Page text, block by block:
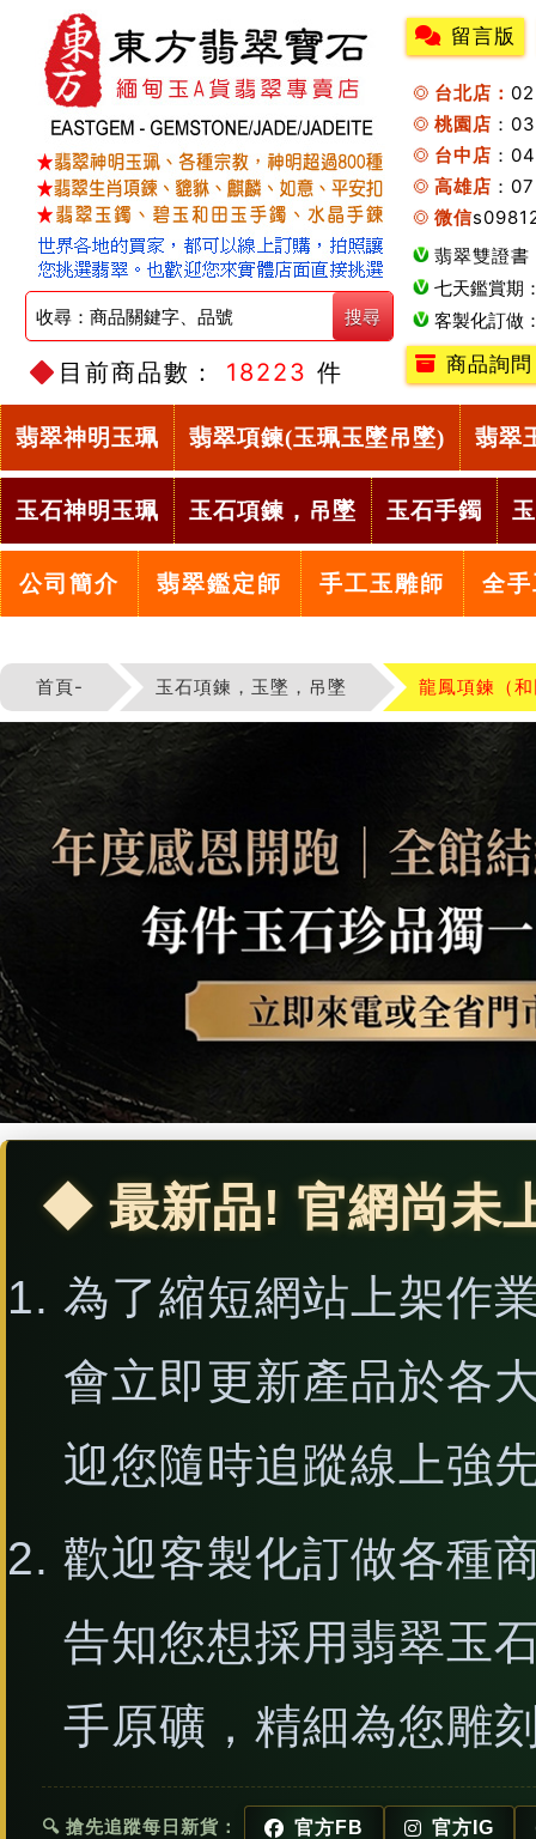
目前商品數： 18223 件
留言版
台北店：
桃園店 ：
台中店 ：
高雄店 ：
微信
翡翠雙證書
七天鑑賞期
客製化訂做
商品詢問
翡翠神明玉珮 翡翠項鍊(玉珮玉墜吊墜) 翡翠
玉石神明玉珮 玉石項鍊，吊墜 玉石手鐲
公司簡介 翡翠鑑定師 手工玉雕師 全
首頁- 玉石項鍊，玉墜，吊墜 龍鳳項鍊（
◆ 最新品! 官網尚未
為了縮短網站上架作
會立即更新產品於各
迎您隨時追蹤線上強
歡迎客製化訂做各種
告知您想採用翡翠玉
手原礦，精細為您雕
🔍 搶先追蹤每日新貨： 官方FB 官方IG